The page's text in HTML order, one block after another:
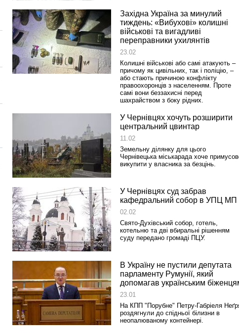
Західна Україна за минулий
тиждень: «Вибухові» колишні
військові та вигадливі
переправники ухилянтів
23.02
Колишні військові або самі атакують –
причому як цивільних, так і поліцію, –
або стають причиною конфлікту
правоохоронців з населенням. Проте
самі вони беззахисні перед
шахрайством з боку рідних.
У Чернівцях хочуть розширити
центральний цвинтар
11.02
Земельну ділянку для цього
Чернівецька міськарада хоче
викупити у власника за безцінь.
У Чернівцях суд забрав
кафедральний собор в УПЦ МП
02.02
Свято-Духівський собор, готель,
котельню та дві вбиральні рішенням
суду передано громаді ПЦУ.
В Україну не пустили депутата
парламенту Румунії, який
допомагав українським
23.01
На КПП "Порубне" Петру-Габріеля
роздягнули до спідньої білизни в
неопалюваному контейнері.
Спільний інформпростір Західної
України